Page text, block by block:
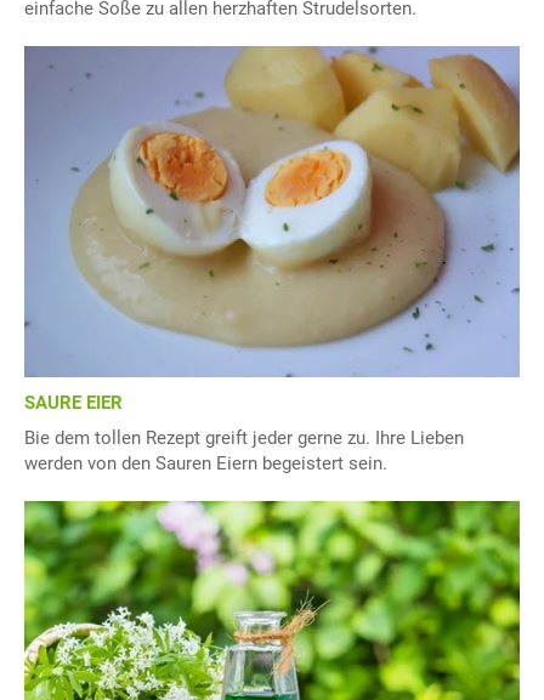
einfache Soße zu allen herzhaften Strudelsorten.
SAURE EIER
Bie dem tollen Rezept greift jeder gerne zu. Ihre Lieben
werden von den Sauren Eiern begeistert sein.